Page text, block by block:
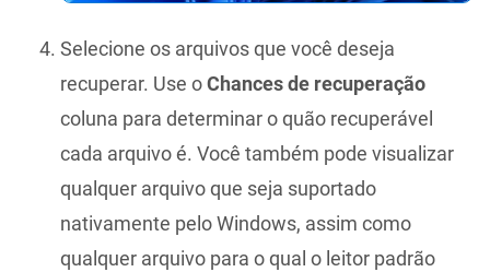
Selecione os arquivos que você deseja
recuperar. Use oChances de recuperação
coluna para determinar o quão recuperável
cada arquivo é. Você também pode visualizar
qualquer arquivo que seja suportado
nativamente pelo Windows, assim como
qualquer arquivo para o qual o leitor padrão